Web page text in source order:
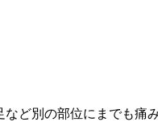
ど別の部位にまでも痛